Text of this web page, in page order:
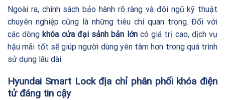
Ngoài ra, chính sách bảo hành rõ ràng và đội ngũ kỹ thuật
chuyên nghiệp cũng là những tiêu chí quan trọng. Đối với
các dòngkhóa cửa đại sảnh bản lớncó giá trị cao, dịch vụ
hậu mãi tốt sẽ giúp người dùng yên tâm hơn trong quá trình
sử dụng lâu dài.
Hyundai Smart Lock địa chỉ phân phối khóa điện
tử đáng tin cậy